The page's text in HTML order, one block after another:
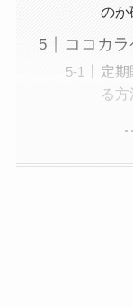
のか
ココカ
定
る方